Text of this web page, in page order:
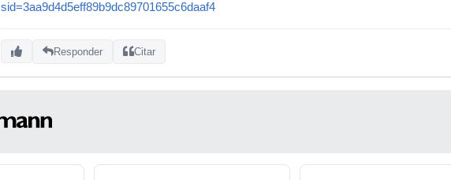
sid=3aa9d4d5eff89b9dc89701655c6daaf4
Responder Citar